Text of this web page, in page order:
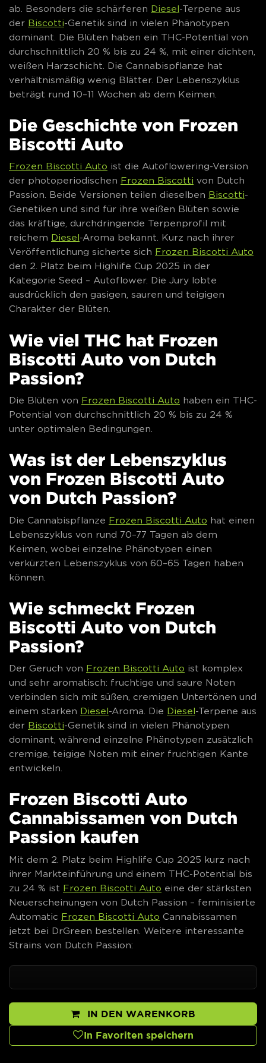
ab. Besonders die schärferen Diesel-Terpene aus
der Biscotti-Genetik sind in vielen Phänotypen
dominant. Die Blüten haben ein THC-Potential von
durchschnittlich 20 % bis zu 24 %, mit einer dichten,
weißen Harzschicht. Die Cannabispflanze hat
verhältnismäßig wenig Blätter. Der Lebenszyklus
beträgt rund 10–11 Wochen ab dem Keimen.
Die Geschichte von Frozen
Biscotti Auto
Frozen Biscotti Auto ist die Autoflowering-Version
der photoperiodischen Frozen Biscotti von Dutch
Passion. Beide Versionen teilen dieselben Biscotti-
Genetiken und sind für ihre weißen Blüten sowie
das kräftige, durchdringende Terpenprofil mit
reichem Diesel-Aroma bekannt. Kurz nach ihrer
Veröffentlichung sicherte sich Frozen Biscotti Auto
den 2. Platz beim Highlife Cup 2025 in der
Kategorie Seed – Autoflower. Die Jury lobte
ausdrücklich den gasigen, sauren und teigigen
Charakter der Blüten.
Wie viel THC hat Frozen
Biscotti Auto von Dutch
Passion?
Die Blüten von Frozen Biscotti Auto haben ein THC-
Potential von durchschnittlich 20 % bis zu 24 %
unter optimalen Bedingungen.
Was ist der Lebenszyklus
von Frozen Biscotti Auto
von Dutch Passion?
Die Cannabispflanze Frozen Biscotti Auto hat einen
Lebenszyklus von rund 70–77 Tagen ab dem
Keimen, wobei einzelne Phänotypen einen
verkürzten Lebenszyklus von 60–65 Tagen haben
können.
Wie schmeckt Frozen
Biscotti Auto von Dutch
Passion?
Der Geruch von Frozen Biscotti Auto ist komplex
und sehr aromatisch: fruchtige und saure Noten
verbinden sich mit süßen, cremigen Untertönen und
einem starken Diesel-Aroma. Die Diesel-Terpene aus
der Biscotti-Genetik sind in vielen Phänotypen
dominant, während einzelne Phänotypen zusätzlich
cremige, teigige Noten mit einer fruchtigen Kante
entwickeln.
Frozen Biscotti Auto
Cannabissamen von Dutch
Passion kaufen
Mit dem 2. Platz beim Highlife Cup 2025 kurz nach
ihrer Markteinführung und einem THC-Potential bis
zu 24 % ist Frozen Biscotti Auto eine der stärksten
Neuerscheinungen von Dutch Passion – feminisierte
Automatic Frozen Biscotti Auto Cannabissamen
jetzt bei DrGreen bestellen. Weitere interessante
Strains von Dutch Passion:
IN DEN WARENKORB
In Favoriten speichern